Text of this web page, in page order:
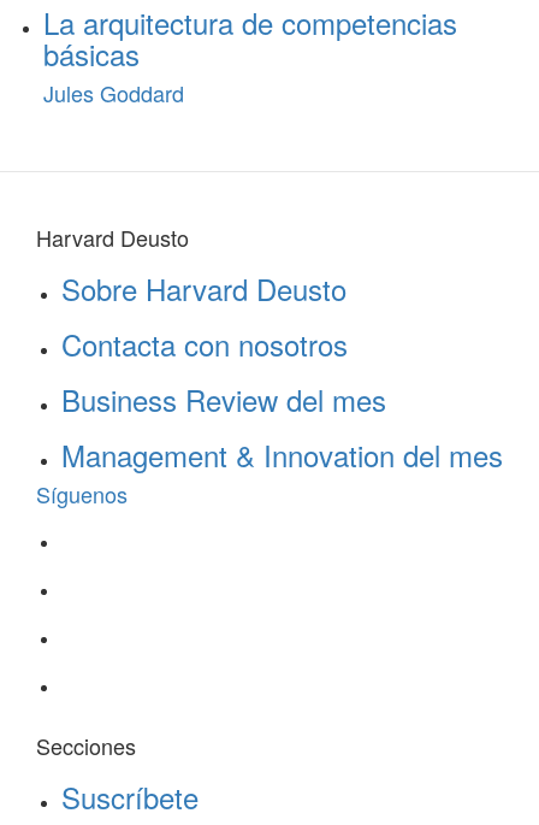
La arquitectura de competencias
básicas
Jules Goddard
Harvard Deusto
Sobre Harvard Deusto
Contacta con nosotros
Business Review del mes
Management & Innovation del mes
Síguenos
Secciones
Suscríbete